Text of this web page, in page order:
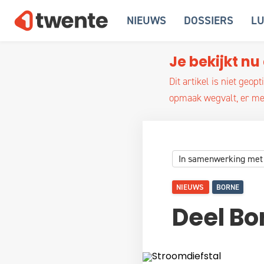
NIEUWS DOSSIERS
Je bekijkt
Dit artikel is niet
opmaak wegvalt, er
In samenwerking met
NIEUWS BORNE
Deel